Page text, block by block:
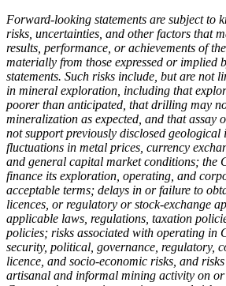
Forward-looking statements are subject to
risks, uncertainties, and other factors that
results, performance, or achievements of
materially from those expressed or implied
statements. Such risks include, but are not
in mineral exploration, including that
poorer than anticipated, that drilling may
mineralization as expected, and that assay
not support previously disclosed geological
fluctuations in metal prices, currency
and general capital market conditions; the
finance its exploration, operating, and
acceptable terms; delays in or failure to
licences, or regulatory or stock-exchange
applicable laws, regulations, taxation
policies; risks associated with operating in
security, political, governance, regulatory,
licence, and socio-economic risks, and
artisanal and informal mining activity on or